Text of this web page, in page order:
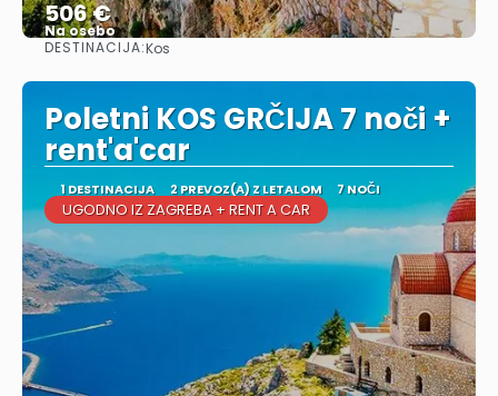
506 €
Na osebo
DESTINACIJA:Kos
Poletni KOS GRČIJA 7 noči +
rent'a'car
1 DESTINACIJA 2 PREVOZ(A) Z LETALOM 7 NOČI
UGODNO IZ ZAGREBA + RENT A CAR